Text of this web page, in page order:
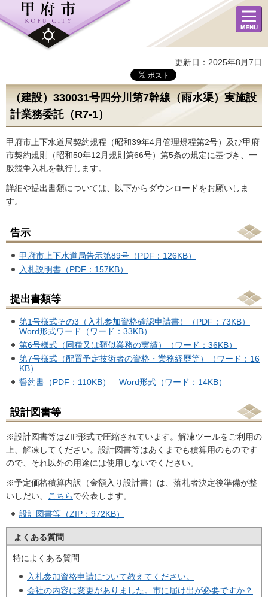
メニュ
ー
更新日：2025年8月7日
（建設）330031号四分川第7幹線（雨水渠）実施設
計業務委託（R7-1）
甲府市上下水道局契約規程（昭和39年4月管理規程第2号）及び甲府
市契約規則（昭和50年12月規則第66号）第5条の規定に基づき、一
般競争入札を執行します。
詳細や提出書類については、以下からダウンロードをお願いしま
す。
告示
甲府市上下水道局告示第89号（PDF：126KB）
入札説明書（PDF：157KB）
提出書類等
第1号様式その3（入札参加資格確認申請書）（PDF：73KB）
Word形式ワード（ワード：33KB）
第6号様式（同種又は類似業務の実績）（ワード：36KB）
第7号様式（配置予定技術者の資格・業務経歴等）（ワード：16
KB）
誓約書（PDF：110KB）
Word形式（ワード：14KB）
設計図書等
※設計図書等はZIP形式で圧縮されています。解凍ツールをご利用の
上、解凍してください。設計図書等はあくまでも積算用のものです
ので、それ以外の用途には使用しないでください。
※予定価格積算内訳（金額入り設計書）は、落札者決定後準備が整
いしだい、 こちらで公表します。
設計図書等（ZIP：972KB）
よくある質問
特によくある質問
入札参加資格申請について教えてください。
会社の内容に変更がありました。市に届け出が必要ですか？